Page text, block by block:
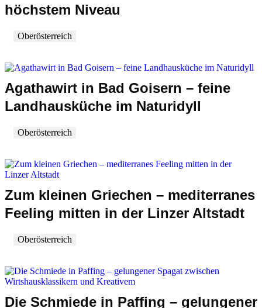
höchstem Niveau
Oberösterreich
Agathawirt in Bad Goisern – feine
Landhausküche im Naturidyll
Oberösterreich
Zum kleinen Griechen – mediterranes
Feeling mitten in der Linzer Altstadt
Oberösterreich
Die Schmiede in Paffing – gelungener